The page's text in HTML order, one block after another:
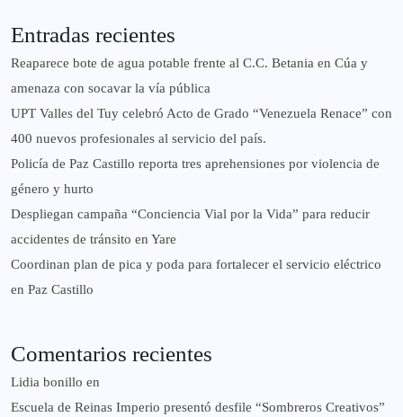
Entradas recientes
Reaparece bote de agua potable frente al C.C. Betania en Cúa y
amenaza con socavar la vía pública
UPT Valles del Tuy celebró Acto de Grado “Venezuela Renace” con
400 nuevos profesionales al servicio del país.
‎Policía de Paz Castillo reporta tres aprehensiones por violencia de
género y hurto
‎Despliegan campaña “Conciencia Vial por la Vida” para reducir
accidentes de tránsito en Yare
Coordinan plan de pica y poda para fortalecer el servicio eléctrico
en Paz Castillo
Comentarios recientes
Lidia bonillo en
Escuela de Reinas Imperio presentó desfile “Sombreros Creativos”